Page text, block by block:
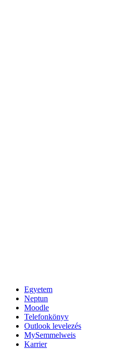
Egyetem
Neptun
Moodle
Telefonkönyv
Outlook levelezés
MySemmelweis
Karrier